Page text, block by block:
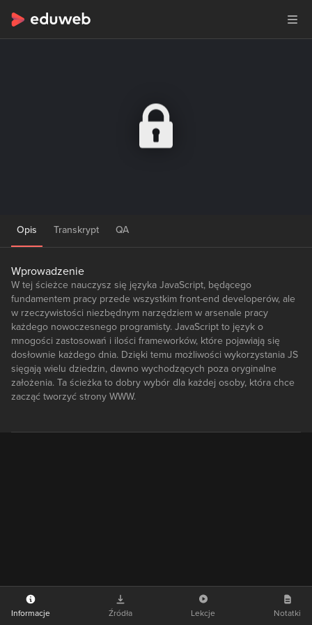
Opis Transkrypt QA
Wprowadzenie
W tej ścieżce nauczysz się języka JavaScript, będącego
fundamentem pracy przede wszystkim front-end developerów, ale
w rzeczywistości niezbędnym narzędziem w arsenale pracy
każdego nowoczesnego programisty. JavaScript to język o
mnogości zastosowań i ilości frameworków, które pojawiają się
dosłownie każdego dnia. Dzięki temu możliwości wykorzystania JS
sięgają wielu dziedzin, dawno wychodzących poza oryginalne
założenia. Ta ścieżka to dobry wybór dla każdej osoby, która chce
zacząć tworzyć strony WWW.
Informacje Źródła Lekcje Notatki